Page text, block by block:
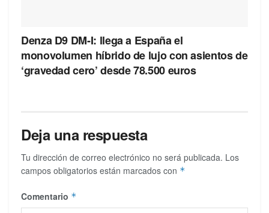
Denza D9 DM-I: llega a España el
monovolumen híbrido de lujo con asientos de
‘gravedad cero’ desde 78.500 euros
Deja una respuesta
Tu dirección de correo electrónico no será publicada. Los
campos obligatorios están marcados con *
Comentario *